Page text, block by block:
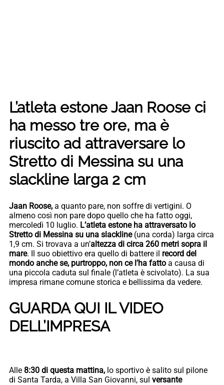
L’atleta estone Jaan Roose ci
ha messo tre ore, ma è
riuscito ad attraversare lo
Stretto di Messina su una
slackline larga 2 cm
Jaan Roose, a quanto pare, non soffre di vertigini. O
almeno così non pare dopo quello che ha fatto oggi,
mercoledì 10 luglio. L’atleta estone ha attraversato lo
Stretto di Messina su una slackline(una corda) larga circa
1,9 cm. Si trovava a un’altezza di circa 260 metri sopra il
mare. Il suo obiettivo era quello di battere il record del
mondo anche se, purtroppo, non ce l’ha fatto a causa di
una piccola caduta sul finale (l’atleta è scivolato). La sua
impresa rimane comune storica e bellissima da vedere.
GUARDA QUI IL VIDEO
DELL’IMPRESA
Alle 8:30 di questa mattina, lo sportivo è salito sul pilone
di Santa Tarda, a Villa San Giovanni, sul versante